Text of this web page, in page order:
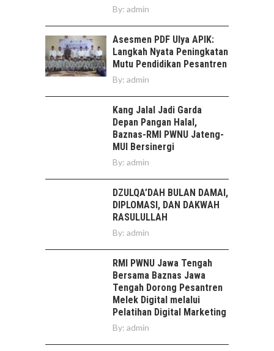
By: admin
Asesmen PDF Ulya APIK:
Langkah Nyata Peningkatan
Mutu Pendidikan Pesantren
By: admin
Kang Jalal Jadi Garda
Depan Pangan Halal,
Baznas-RMI PWNU Jateng-
MUI Bersinergi
By: admin
DZULQA’DAH BULAN DAMAI,
DIPLOMASI, DAN DAKWAH
RASULULLAH
By: admin
RMI PWNU Jawa Tengah
Bersama Baznas Jawa
Tengah Dorong Pesantren
Melek Digital melalui
Pelatihan Digital Marketing
By: admin